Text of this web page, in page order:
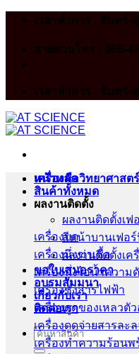
Skip
เวลาทำการ : จันทร์-
สายด่วนโทร : 086-
เวลาทำการ : จันทร์-
หน้าหลัก
สินค้าทั้งหมด
ผลงานติดตั้ง
ผลงานติดตั้งเฟ
สีหน้าบานเฟอร์
ผลงานติดตั้งเค
ขอใบเสนอราคา
อบรมสัมมนา
เกี่ยวกับเรา
ติดต่อเรา
Search
for:
เครื่องมือวิทยาศาสตร์
เครื่องบด
เครื่องนึ่งฆ่าเชื้อ
เครื่องนึ่งไอน้ำความ
เครื่องชั่งสารไฟฟ้า
เครื่องดูดของเหลวตัว
เครื่องดูดจ่ายสารละ
เครื่องทำความร้อน